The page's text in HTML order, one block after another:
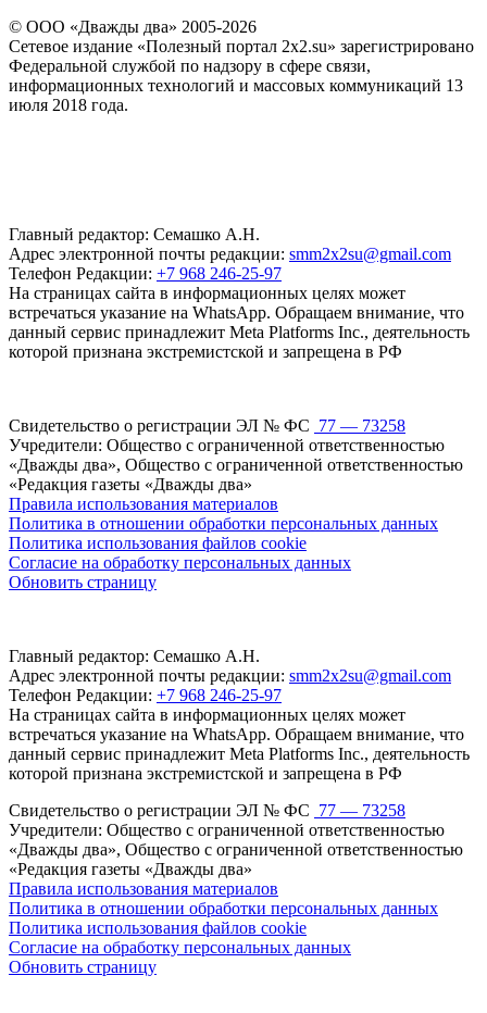
© ООО «Дважды два» 2005-2026
Сетевое издание «Полезный портал 2x2.su» зарегистрировано
Федеральной службой по надзору в сфере связи,
информационных технологий и массовых коммуникаций 13
июля 2018 года.
Главный редактор: Семашко А.Н.
Адрес электронной почты редакции: smm2x2su@gmail.com
Телефон Редакции: +7 968 246-25-97
На страницах сайта в информационных целях может
встречаться указание на WhatsApp. Обращаем внимание, что
данный сервис принадлежит Meta Platforms Inc., деятельность
которой признана экстремистской и запрещена в РФ
Свидетельство о регистрации ЭЛ № ФС 77 — 73258
Учредители: Общество с ограниченной ответственностью
«Дважды два», Общество с ограниченной ответственностью
«Редакция газеты «Дважды два»
Правила использования материалов
Политика в отношении обработки персональных данных
Политика использования файлов cookie
Согласие на обработку персональных данных
Обновить страницу
Главный редактор: Семашко А.Н.
Адрес электронной почты редакции: smm2x2su@gmail.com
Телефон Редакции: +7 968 246-25-97
На страницах сайта в информационных целях может
встречаться указание на WhatsApp. Обращаем внимание, что
данный сервис принадлежит Meta Platforms Inc., деятельность
которой признана экстремистской и запрещена в РФ
Свидетельство о регистрации ЭЛ № ФС 77 — 73258
Учредители: Общество с ограниченной ответственностью
«Дважды два», Общество с ограниченной ответственностью
«Редакция газеты «Дважды два»
Правила использования материалов
Политика в отношении обработки персональных данных
Политика использования файлов cookie
Согласие на обработку персональных данных
Обновить страницу